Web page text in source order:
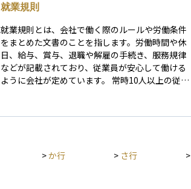
できる場合もあります。資産運用の観点では、勤
続年数が長くなるにつれて収入が安定し、計画的
な貯蓄や投資を行いやすくなるため、将来のライ
フプランを立てるうえでも重要な要素です。
就業規則
就業規則とは、会社で働く際のルールや労働条件
をまとめた文書のことを指します。労働時間や休
日、給与、賞与、退職や解雇の手続き、服務規律
などが記載されており、従業員が安心して働ける
ように会社が定めています。 常時10人以上の従業
とっては「会社と働くうえでの約束事」を明文化
観点から見ると、企業の働きやすさやガバナンス
>か行 > さ行 >